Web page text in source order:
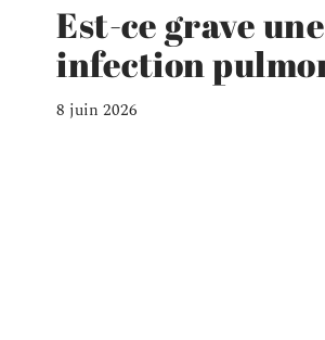
Est-ce grave une
infection
8 juin 2026